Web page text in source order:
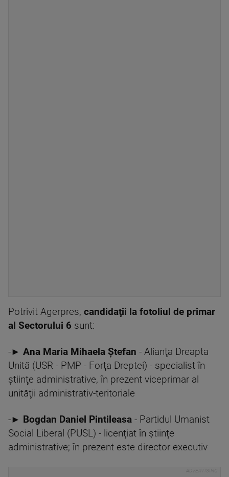
Potrivit Agerpres, candidaţii la fotoliul de primar
al Sectorului 6 sunt:
-► Ana Maria Mihaela Ştefan - Alianţa Dreapta
Unită (USR - PMP - Forţa Dreptei) - specialist în
ştiinţe administrative, în prezent viceprimar al
unităţii administrativ-teritoriale
-► Bogdan Daniel Pintileasa - Partidul Umanist
Social Liberal (PUSL) - licenţiat în ştiinţe
administrative; în prezent este director executiv